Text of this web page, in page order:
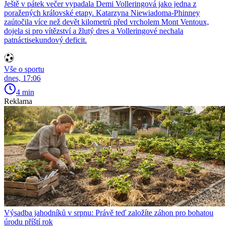
Ještě v pátek večer vypadala Demi Volleringová jako jedna z
poražených královské etapy. Katarzyna Niewiadoma-Phinney
zaútočila více než devět kilometrů před vrcholem Mont Ventoux,
dojela si pro vítězství a žlutý dres a Volleringové nechala
patnáctisekundový deficit.
Vše o sportu
dnes, 17:06
4 min
Reklama
Výsadba jahodníků v srpnu: Právě teď založíte záhon pro bohatou
úrodu příští rok